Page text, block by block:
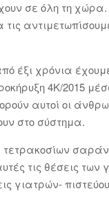
σε όλη τη
έξι χρόνια
4Κ/2015
αυτοί οι
στο σύστημα.
τετρακοσίων
τις θέσεις
γιατρών-